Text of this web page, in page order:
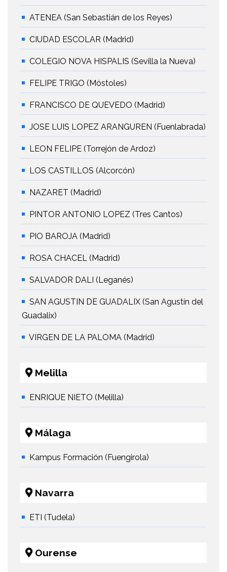
ATENEA (San Sebastián de los Reyes)
CIUDAD ESCOLAR (Madrid)
COLEGIO NOVA HISPALIS (Sevilla la Nueva)
FELIPE TRIGO (Móstoles)
FRANCISCO DE QUEVEDO (Madrid)
JOSE LUIS LOPEZ ARANGUREN (Fuenlabrada)
LEON FELIPE (Torrejón de Ardoz)
LOS CASTILLOS (Alcorcón)
NAZARET (Madrid)
PINTOR ANTONIO LOPEZ (Tres Cantos)
PIO BAROJA (Madrid)
ROSA CHACEL (Madrid)
SALVADOR DALI (Leganés)
SAN AGUSTIN DE GUADALIX (San Agustín del
Guadalix)
VIRGEN DE LA PALOMA (Madrid)
Melilla
ENRIQUE NIETO (Melilla)
Málaga
Kampus Formación (Fuengirola)
Navarra
ETI (Tudela)
Ourense